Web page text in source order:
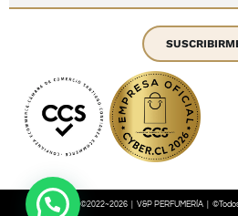
©2022~2026 | V&P PERFUMERÍA |